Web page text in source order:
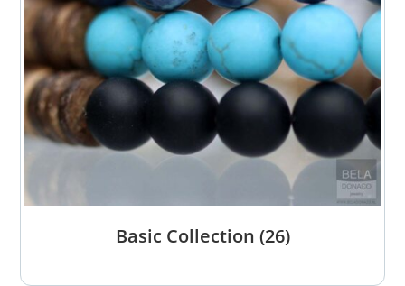
Basic Collection (26)